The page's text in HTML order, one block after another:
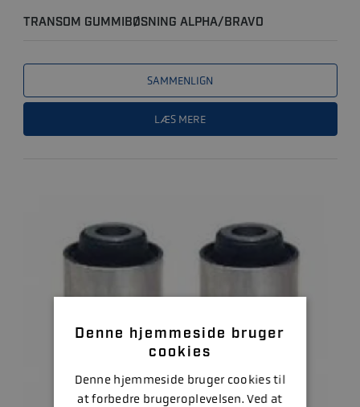
TRANSOM GUMMIBØSNING ALPHA/BRAVO
SAMMENLIGN
LÆS MERE
Denne hjemmeside bruger
cookies
Denne hjemmeside bruger cookies til
at forbedre brugeroplevelsen. Ved at